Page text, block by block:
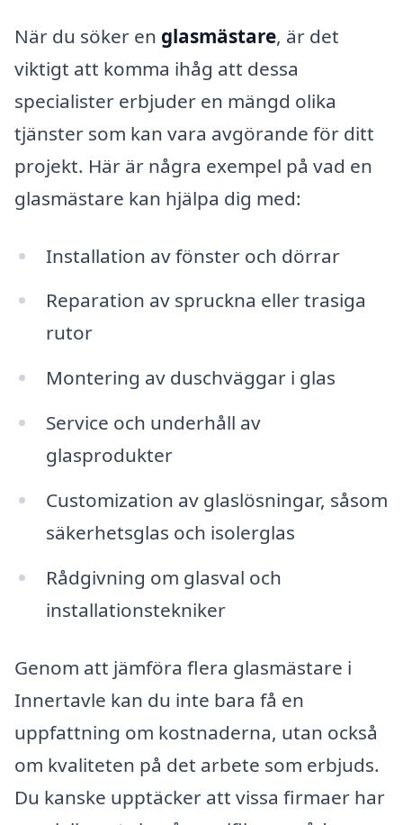
När du söker en glasmästare, är det
viktigt att komma ihåg att dessa
specialister erbjuder en mängd olika
tjänster som kan vara avgörande för ditt
projekt. Här är några exempel på vad en
glasmästare kan hjälpa dig med:
Installation av fönster och dörrar
Reparation av spruckna eller trasiga
rutor
Montering av duschväggar i glas
Service och underhåll av
glasprodukter
Customization av glaslösningar, såsom
säkerhetsglas och isolerglas
Rådgivning om glasval och
installationstekniker
Genom att jämföra flera glasmästare i
Innertavle kan du inte bara få en
uppfattning om kostnaderna, utan också
om kvaliteten på det arbete som erbjuds.
Du kanske upptäcker att vissa firmaer har